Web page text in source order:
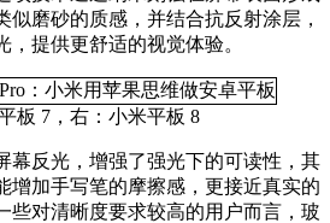
似磨砂的质感，并结合抗反射涂层，
提供更舒适的视觉体验。
板 7，右：小米平板 8
幕反光，增强了强光下的可读性，其
增加手写笔的摩擦感，更接近真实的
些对清晰度要求较高的用户而言，玻